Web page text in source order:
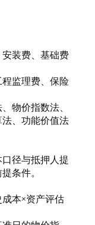
装费、基础费
监理费、保险
物价指数法、
、功能价值法
径与抵押人提
条件。
本×资产评估